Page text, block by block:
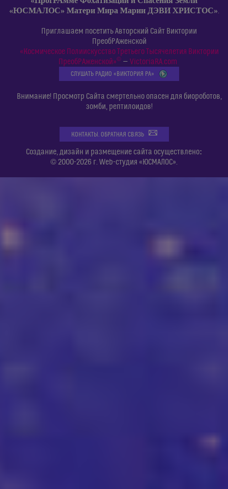
«ЮСМАЛОС» Матери Мира Марии ДЭВИ ХРИСТОС».
Приглашаем посетить Авторский Сайт Виктории
ПреобРАженской
«Космическое Полиискусство Третьего Тысячелетия Виктории
ПреобРАженской»©— VictoriaRA.com
СЛУШАТЬ РАДИО «ВИКТОРИЯ РА»
Внимание! Просмотр Сайта смертельно опасен для биороботов,
зомби, рептилоидов!
КОНТАКТЫ. ОБРАТНАЯ СВЯЗЬ
Создание, дизайн и размещение сайта осуществлено:
© 2000-2026 г. Web-студия «ЮСМАЛОС».